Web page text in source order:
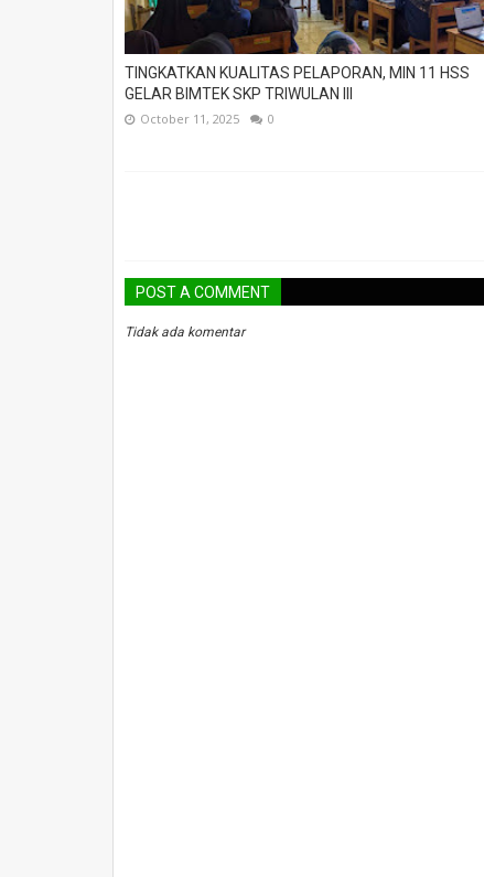
TINGKATKAN KUALITAS PELAPORAN, MIN 11 HSS
GELAR BIMTEK SKP TRIWULAN III
October 11, 2025 0
POST A COMMENT
Tidak ada komentar